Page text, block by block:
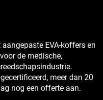
EVA-koffers en
de medische,
meer dan 20
nog een offerte aan.